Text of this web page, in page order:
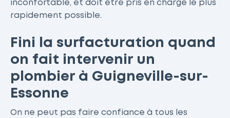
inconfortable, et doit être pris en charge le plus
rapidement possible.
Fini la surfacturation quand
on fait intervenir un
plombier à Guigneville-sur-
Essonne
On ne peut pas faire confiance à tous les